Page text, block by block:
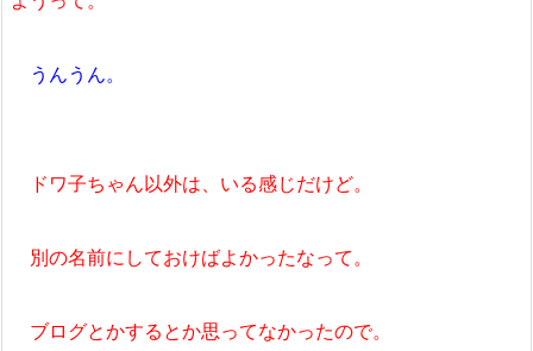
うんうん。
ドワ子ちゃん以外は、いる感じだけど。
別の名前にしておけばよかったなって。
ブログとかするとか思ってなかったので。